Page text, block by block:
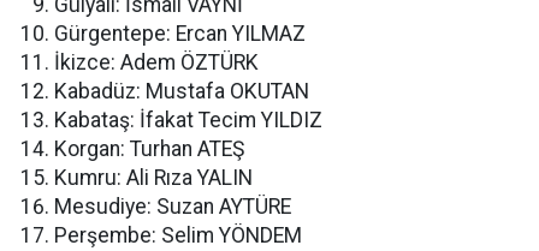
Gülyalı: İsmail VAYNİ
Gürgentepe: Ercan YILMAZ
İkizce: Adem ÖZTÜRK
Kabadüz: Mustafa OKUTAN
Kabataş: İfakat Tecim YILDIZ
Korgan: Turhan ATEŞ
Kumru: Ali Rıza YALIN
Mesudiye: Suzan AYTÜRE
Perşembe: Selim YÖNDEM